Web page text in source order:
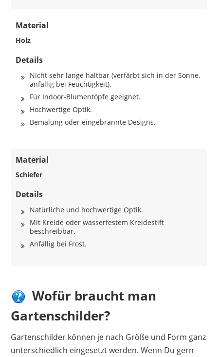
Material
Holz
Details
Nicht sehr lange haltbar (verfärbt sich in der Sonne,
anfällig bei Feuchtigkeit).
Für Indoor-Blumentöpfe geeignet.
Hochwertige Optik.
Bemalung oder eingebrannte Designs.
Material
Schiefer
Details
Natürliche und hochwertige Optik.
Mit Kreide oder wasserfestem Kreidestift
beschreibbar.
Anfällig bei Frost.
Wofür braucht man
Gartenschilder?
Gartenschilder können je nach Größe und Form ganz
unterschiedlich eingesetzt werden. Wenn Du gern